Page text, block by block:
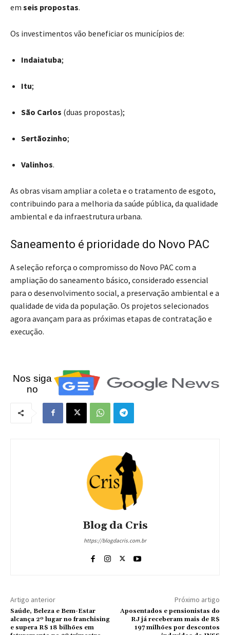
em seis propostas.
Os investimentos vão beneficiar os municípios de:
Indaiatuba;
Itu;
São Carlos (duas propostas);
Sertãozinho;
Valinhos.
As obras visam ampliar a coleta e o tratamento de esgoto,
contribuindo para a melhoria da saúde pública, da qualidade
ambiental e da infraestrutura urbana.
Saneamento é prioridade do Novo PAC
A seleção reforça o compromisso do Novo PAC com a
ampliação do saneamento básico, considerado essencial
para o desenvolvimento social, a preservação ambiental e a
qualidade de vida da população. Os projetos selecionados
agora avançam para as próximas etapas de contratação e
execução.
Nos siga
no
Blog da Cris
https://blogdacris.com.br
Artigo anterior
Saúde, Beleza e Bem-Estar
alcança 2º lugar no franchising
e supera R$ 18 bilhões em
Próximo artigo
Aposentados e pensionistas do
RJ já receberam mais de R$
197 milhões por descontos